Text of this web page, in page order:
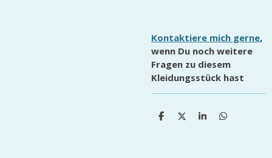
Kontaktiere mich gerne,
wenn Du noch weitere
Fragen zu diesem
Kleidungsstück hast
T
T
T
T